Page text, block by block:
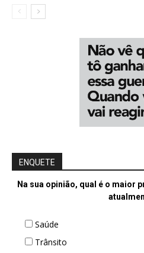
ENQUETE
Na sua opinião, qual é o maior
Saúde
Trânsito